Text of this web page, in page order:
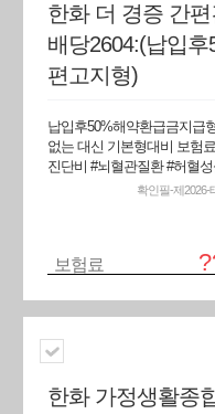
한화 더 경증 간
배당2604:(납입
편고지형)
납입후50%해약환급금지급
없는 대신 기본형대비 보험
진단비 #뇌혈관질환 #허혈
확인필-제2026-
보험료
한화 가정생활종